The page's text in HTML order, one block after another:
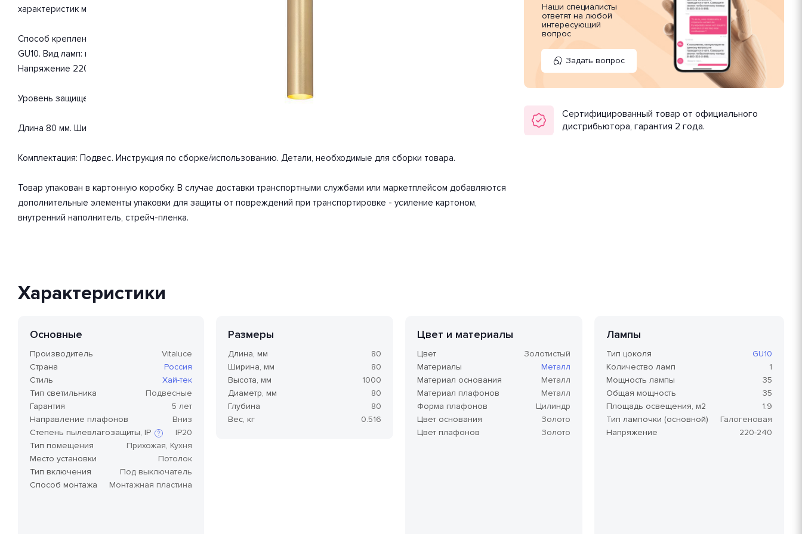
характеристик мощности хватит для освещения 1.9 м2.
Способ крепления: монтажная пластина. Дизайн и форма плафона цилиндр. Направление плафонов вниз. Цоколь
GU10. Вид ламп: галогеновая. Количество ламп 1 шт. Мощность одной лампы составляет 35 Вт. Общая мощность 35 Вт.
Напряжение 220-240 Вольт.
Уровень защищенности от влаги и пыли IP20. Расширенная гарантия на товар 5 лет.
Длина 80 мм. Ширина 80 мм. Высота 1000 мм. Диаметр 80 мм. Глубина 80 мм. Вес товара 0.516 кг.
Комплектация: Подвес. Инструкция по сборке/использованию. Детали, необходимые для сборки товара.
Товар упакован в картонную коробку. В случае доставки транспортными службами или маркетплейсом добавляются
дополнительные элементы упаковки для защиты от повреждений при транспортировке - усиление картоном,
внутренний наполнитель, стрейч-пленка.
Наши специалисты
ответят на любой
интересующий
вопрос
Задать вопрос
Сертифицированный товар от официального
дистрибьютора, гарантия 2 года.
Характеристики
Основные
Производитель
Vitaluce
Страна
Россия
Стиль
Хай-тек
Тип светильника
Подвесные
Гарантия
5 лет
Направление плафонов
Вниз
Степень пылевлагозащиты, IP
Степень защиты по стандарту IP,
или степень защиты оболочки
по классификации Ingress
IP20
Тип помещения
Прихожая, Кухня
Место установки
Потолок
Тип включения
Под выключатель
Способ монтажа
Монтажная пластина
Размеры
Длина, мм
80
Ширина, мм
80
Высота, мм
1000
Диаметр, мм
80
Глубина
80
Вес, кг
0.516
Цвет и материалы
Цвет
Золотистый
Материалы
Металл
Материал основания
Металл
Материал плафонов
Металл
Форма плафонов
Цилиндр
Цвет основания
Золото
Цвет плафонов
Золото
Лампы
Тип цоколя
GU10
Количество ламп
1
Мощность лампы
35
Общая мощность
35
Площадь освещения, м2
1.9
Тип лампочки (основной)
Галогеновая
Напряжение
220-240